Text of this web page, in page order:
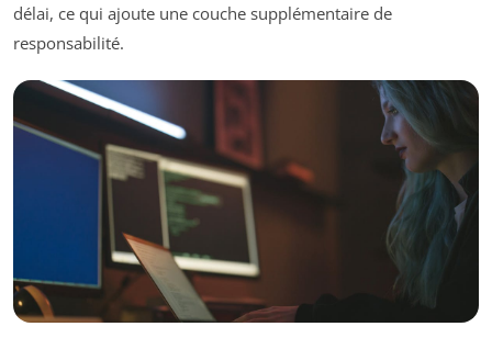
délai, ce qui ajoute une couche supplémentaire de
responsabilité.